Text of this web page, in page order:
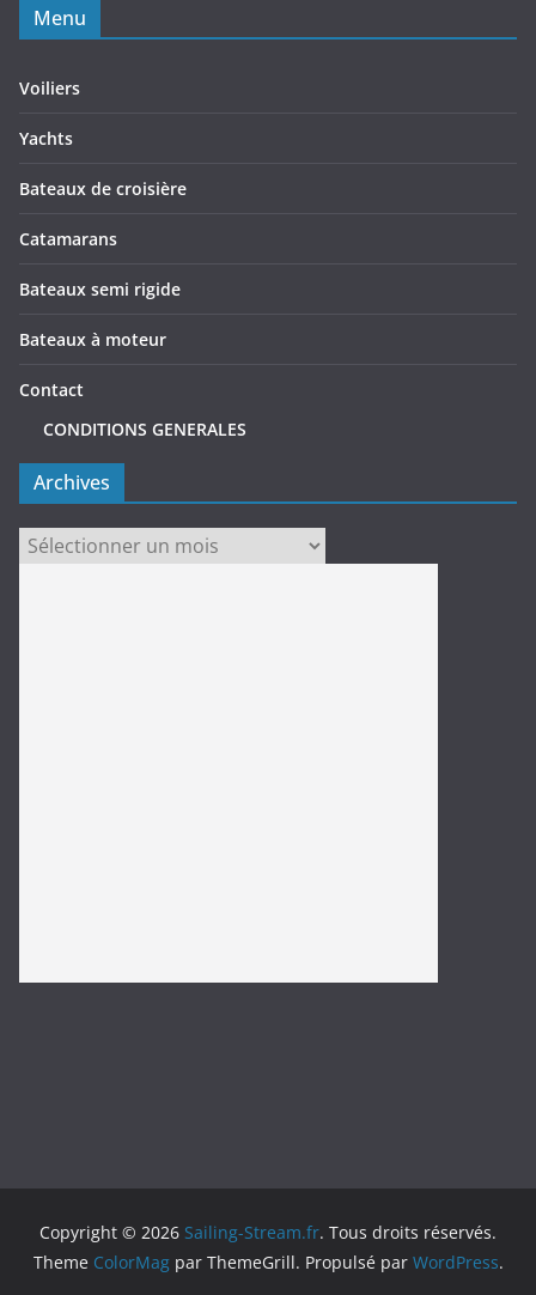
Menu
Voiliers
Yachts
Bateaux de croisière
Catamarans
Bateaux semi rigide
Bateaux à moteur
Contact
CONDITIONS GENERALES
Archives
Archives
Copyright © 2026 Sailing-Stream.fr. Tous droits réservés.
Theme ColorMagpar ThemeGrill. Propulsé par WordPress.